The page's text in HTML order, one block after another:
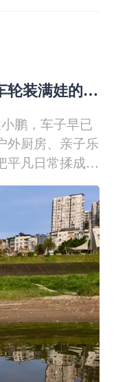
轮装满娃的童
鹏，车子早已
外厨房、亲子乐
平凡日常揉成满
舱藏满童真小
内空间，前后
枕常备车上。长
小床上，裹着小